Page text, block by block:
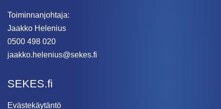
Toiminnanjohtaja:
Jaakko Helenius
0500 498 020
jaakko.helenius@sekes.fi
SEKES.fi
Evästekäytäntö